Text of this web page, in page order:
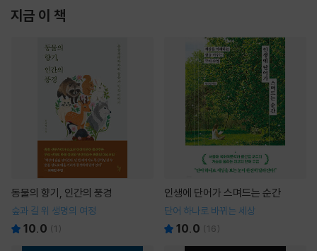
지금 이 책
동물의 향기, 인간의 풍경
숲과 길 위 생명의 여정
10.0 (1 )
인생에 단어가 스며드는 순간
단어 하나로 바뀌는 세상
10.0 (16)